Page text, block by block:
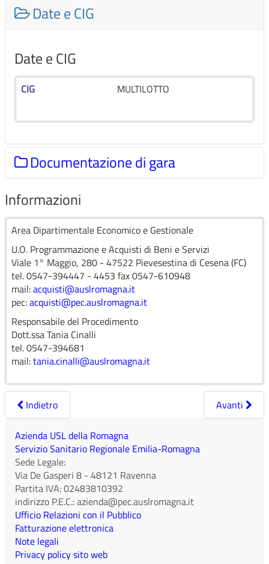
Date e CIG
Date e CIG
CIG MULTILOTTO
Documentazione di gara
Documentazione di gara
FORNITURA DI DISPOSITIVI MEDICI E ACQUISTO DI
SPIROMETRO PER PNEUMOLOGIA
INTERVENTISTICA - IN ACCORDO QUADRO.
Collegamenti
Link SATER
Informazioni
Area Dipartimentale Economico e Gestionale
U.O. Programmazione e Acquisti di Beni e Servizi
Viale 1° Maggio, 280 - 47522 Pievesestina di Cesena (FC)
tel. 0547-394447 - 4453 fax 0547-610948
mail:acquisti@auslromagna.it
pec:acquisti@pec.auslromagna.it
Responsabile del Procedimento
Dott.ssa Tania Cinalli
tel. 0547-394681
mail:tania.cinalli@auslromagna.it
Indietro Avanti
Azienda USL della Romagna
Servizio Sanitario Regionale Emilia-Romagna
Sede Legale:
Via De Gasperi 8 - 48121 Ravenna
Partita IVA:02483810392
indirizzo P.E.C.:azienda@pec.auslromagna.it
Ufficio Relazioni con il Pubblico
Fatturazione elettronica
Note legali
Privacy policy sito web